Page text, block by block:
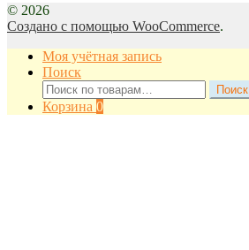
© 2026
Создано с помощью WooCommerce.
Моя учётная запись
Поиск
Искать:
Поиск
Корзина 0